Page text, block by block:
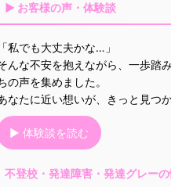
▶ お客様の声・体験談
「私でも大丈夫かな…」
んな不安を抱えながら、一歩踏
の声を集めました。
なたに近い想いが、きっと見つか
▶ 体験談を読む
不登校・発達障害・発達グレー